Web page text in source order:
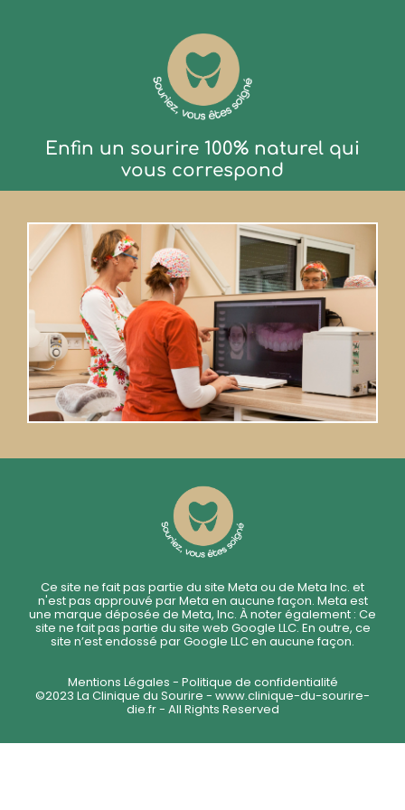
Enfin un sourire 100% naturel qui
vous correspond
Ce site ne fait pas partie du site Meta ou de Meta Inc. et
n'est pas approuvé par Meta en aucune façon. Meta est
une marque déposée de Meta, Inc. À noter également : Ce
site ne fait pas partie du site web Google LLC. En outre, ce
site n’est endossé par Google LLC en aucune façon.
Mentions Légales - Politique de confidentialité
©2023 La Clinique du Sourire - www.clinique-du-sourire-
die.fr- All Rights Reserved